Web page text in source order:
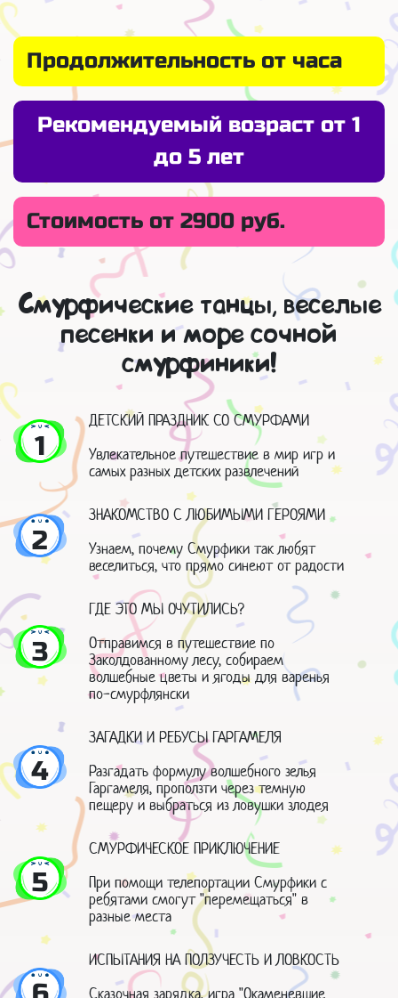
Продолжительность от часа
Рекомендуемый возраст от 1
до 5 лет
Стоимость от 2900 руб.
Смурфические танцы, веселые
песенки и море сочной
смурфиники!
1
ДЕТСКИЙ ПРАЗДНИК СО СМУРФАМИ
Увлекательное путешествие в мир игр и
самых разных детских развлечений
2
ЗНАКОМСТВО С ЛЮБИМЫМИ ГЕРОЯМИ
Узнаем, почему Смурфики так любят
веселиться, что прямо синеют от радости
3
ГДЕ ЭТО МЫ ОЧУТИЛИСЬ?
Отправимся в путешествие по
Заколдованному лесу, собираем
волшебные цветы и ягоды для варенья
по-смурфлянски
4
ЗАГАДКИ И РЕБУСЫ ГАРГАМЕЛЯ
Разгадать формулу волшебного зелья
Гаргамеля, проползти через темную
пещеру и выбраться из ловушки злодея
5
СМУРФИЧЕСКОЕ ПРИКЛЮЧЕНИЕ
При помощи телепортации Смурфики с
ребятами смогут "перемещаться" в
разные места
ИСПЫТАНИЯ НА ПОЛЗУЧЕСТЬ И ЛОВКОСТЬ
Сказочная зарядка, игра "Окаменевшие